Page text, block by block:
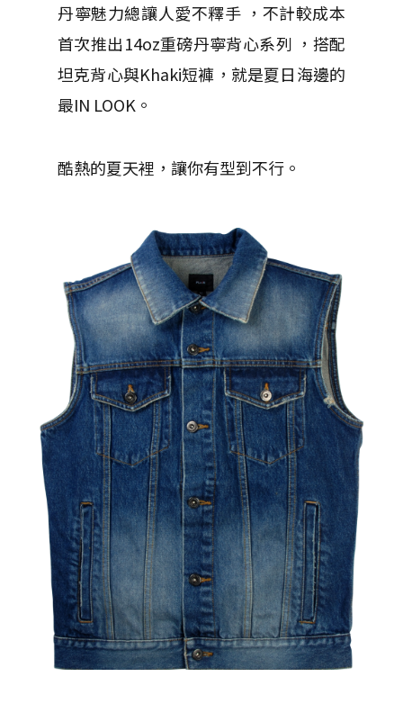
丹寧魅力總讓人愛不釋手 ，不計較成本
首次推出14oz重磅丹寧背心系列 ，搭配
坦克背心與Khaki短褲，就是夏日海邊的
最IN LOOK。
酷熱的夏天裡，讓你有型到不行。